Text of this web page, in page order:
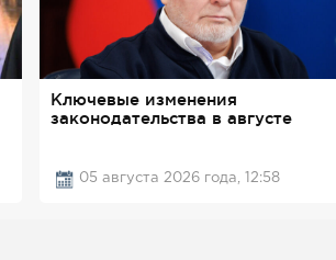
Ключевые изменения
законодательства в августе
05 августа 2026 года, 12:58